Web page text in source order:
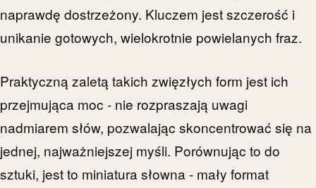
naprawdę dostrzeżony. Kluczem jest szczerość i
unikanie gotowych, wielokrotnie powielanych fraz.
Praktyczną zaletą takich zwięzłych form jest ich
przejmująca moc - nie rozpraszają uwagi
nadmiarem słów, pozwalając skoncentrować się na
jednej, najważniejszej myśli. Porównując to do
sztuki, jest to miniatura słowna - mały format